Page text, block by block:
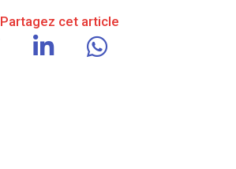
Partagez cet article